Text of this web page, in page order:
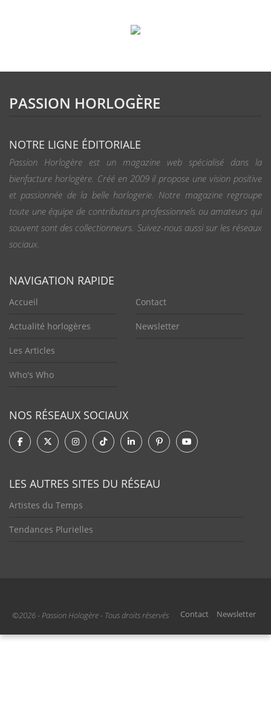
PASSION HORLOGÈRE
NOTRE LIGNE ÉDITORIALE
Passion Horlogère est un magazine web spécialisé dans la
bienfacture horlogère. Créé en 2009 il propose une vision positive
et passionnée de la belle horlogerie. Notre magazine regroupe
toute une équipe de contributeurs professionnels ou amateurs qui
souvent sont des collectionneurs. Suivez-nous aussi sur les réseaux
sociaux.
NAVIGATION RAPIDE
Accueil
Actualité horlogères
Les Articles
Who's Who
Contact
Newsletter
NOS RÉSEAUX SOCIAUX
LES AUTRES SITES DU RÉSEAU
Artistes du Temps
Tendances Plurielles
©2026 - Passion Hologère - Tous droits réservés Contact Newsletter